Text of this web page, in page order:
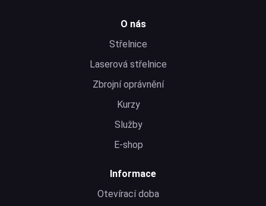
O nás
Střelnice
Laserová střelnice
Zbrojní oprávnění
Kurzy
Služby
E-shop
Informace
Otevírací doba